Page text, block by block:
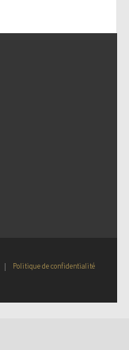
| Politique de confidentialité